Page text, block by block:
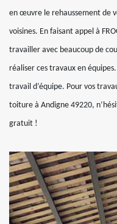
en œuvre le rehaussement de
voisines. En faisant appel à
travailler avec beaucoup de
réaliser ces travaux en
travail d’équipe. Pour vos
toiture à Andigne 49220,
gratuit !